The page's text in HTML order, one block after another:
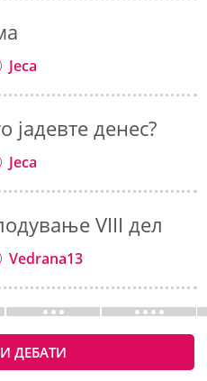
Jeca
јадевте денес?
Jeca
VIII дел
Vedrana13
ДЕБАТИ